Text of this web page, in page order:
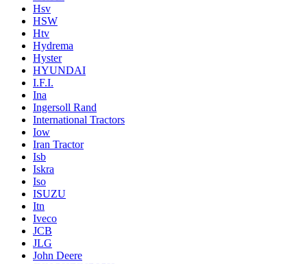
Hsv
HSW
Htv
Hydrema
Hyster
HYUNDAI
I.F.I.
Ina
Ingersoll Rand
International Tractors
Iow
Iran Tractor
Isb
Iskra
Iso
ISUZU
Itn
Iveco
JCB
JLG
John Deere